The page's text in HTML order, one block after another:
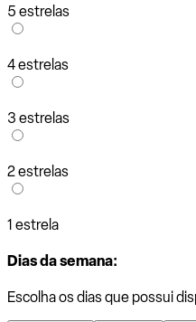
5 estrelas
4 estrelas
3 estrelas
2 estrelas
1 estrela
Dias da semana:
Escolha os dias que possui